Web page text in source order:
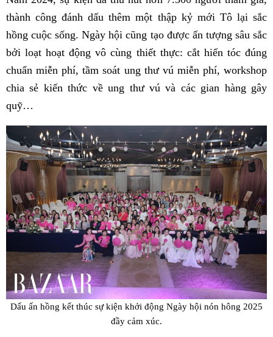
thành công đánh dấu thêm một thập kỷ mới Tô lại sắc
hồng cuộc sống. Ngày hội cũng tạo được ấn tượng sâu sắc
bởi loạt hoạt động vô cùng thiết thực: cắt hiến tóc đúng
chuẩn miễn phí, tầm soát ung thư vú miễn phí, workshop
chia sẻ kiến thức về ung thư vú và các gian hàng gây
quỹ…
Dấu ấn hồng kết thúc sự kiện khởi động Ngày hội nón hông 2025
đầy cảm xúc.